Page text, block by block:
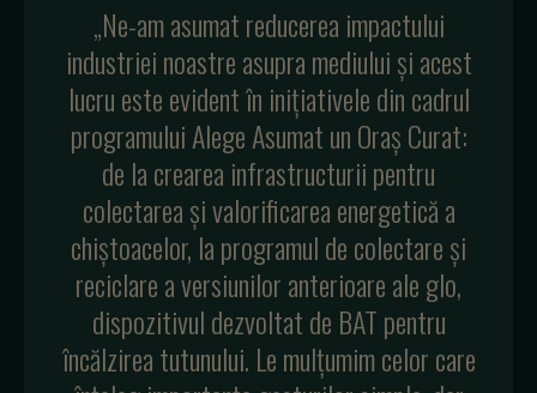
„Ne-am asumat reducerea impactului
industriei noastre asupra mediului și acest
lucru este evident în inițiativele din cadrul
programului Alege Asumat un Oraș Curat:
de la crearea infrastructurii pentru
colectarea și valorificarea energetică a
chiștoacelor, la programul de colectare și
reciclare a versiunilor anterioare ale glo,
dispozitivul dezvoltat de BAT pentru
încălzirea tutunului. Le mulțumim celor care